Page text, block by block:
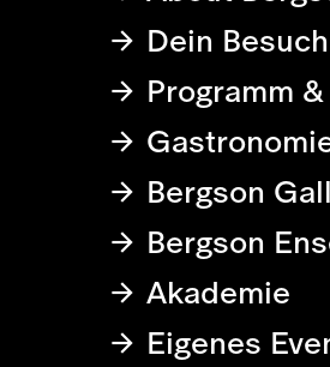
Dein Besuch
Programm
Bergson
Bergson
Akademie
Eigenes